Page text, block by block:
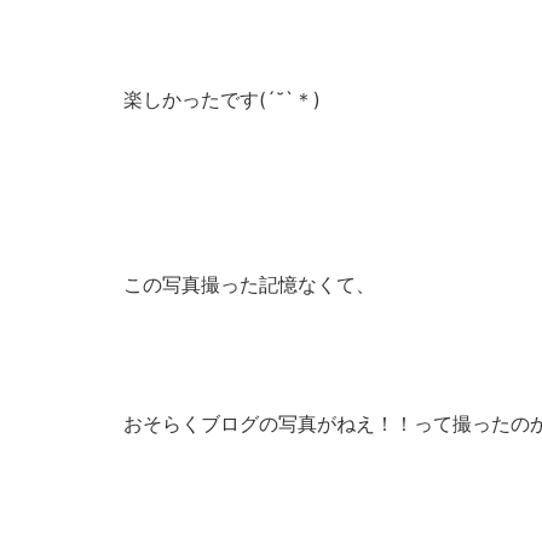
楽しかったです(´˘`＊)
この写真撮った記憶なくて、
おそらくブログの写真がねえ！！って撮ったの